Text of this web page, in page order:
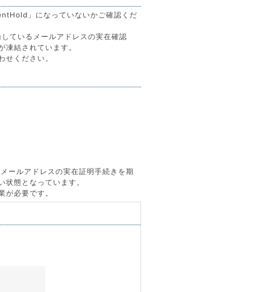
」になっていないかご確認くだ
ているメールアドレスの実在確認
結されています。
ください。
ールアドレスの実在証明手続きを期
態となっています。
必要です。